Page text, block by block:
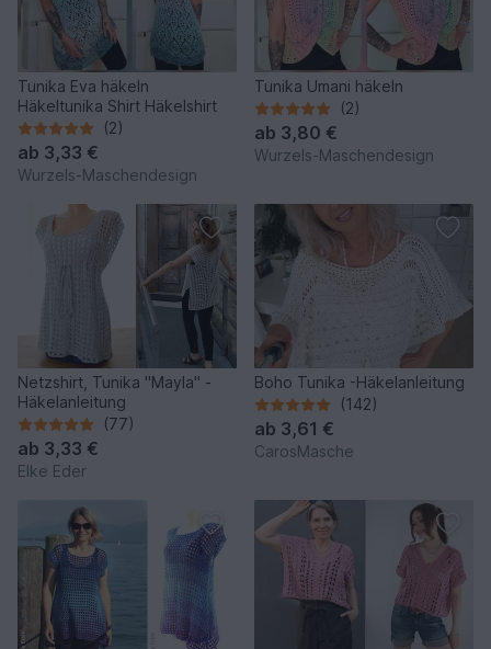
Tunika Eva häkeln
Häkeltunika Shirt Häkelshirt
(2)
ab 3,33 €
Wurzels-Maschendesign
Tunika Umani häkeln
(2)
ab 3,80 €
Wurzels-Maschendesign
Netzshirt, Tunika "Mayla" -
Häkelanleitung
(77)
ab 3,33 €
Elke Eder
Boho Tunika -Häkelanleitung
(142)
ab 3,61 €
CarosMasche